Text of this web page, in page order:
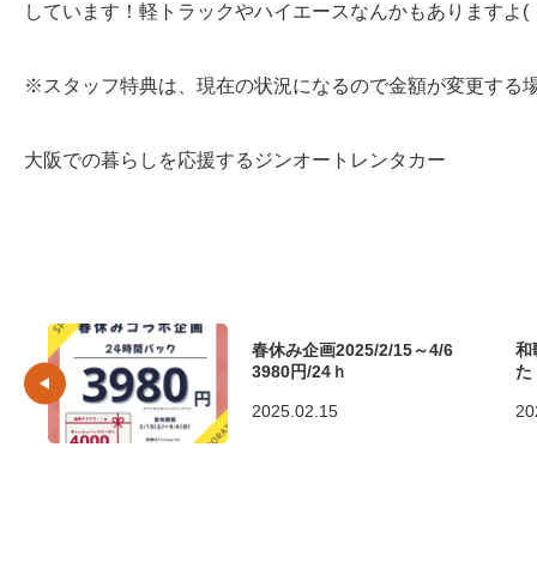
しています！軽トラックやハイエースなんかもありますよ(
※スタッフ特典は、現在の状況になるので金額が変更する
大阪での暮らしを応援するジンオートレンタカー
春休み企画2025/2/15～4/6
3980円/24ｈ
2025.02.15
和
た